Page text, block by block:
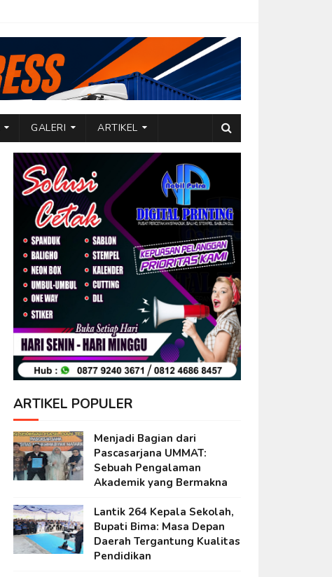
GALERI ARTIKEL
ARTIKEL POPULER
Menjadi Bagian dari
Pascasarjana UMMAT:
Sebuah Pengalaman
Akademik yang Bermakna
Lantik 264 Kepala Sekolah,
Bupati Bima: Masa Depan
Daerah Tergantung Kualitas
Pendidikan